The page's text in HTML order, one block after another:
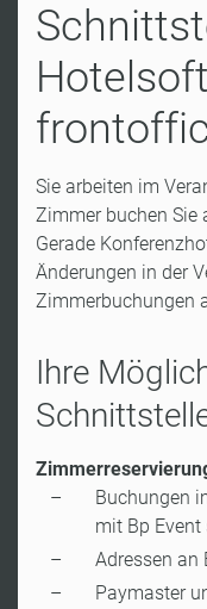
Sie arbeiten im
Zimmer buchen Sie
Gerade
Änderungen in der
Zimmerbuchungen
Ihre
Buchungen
mit Bp Event
Adressen an
Paymaster